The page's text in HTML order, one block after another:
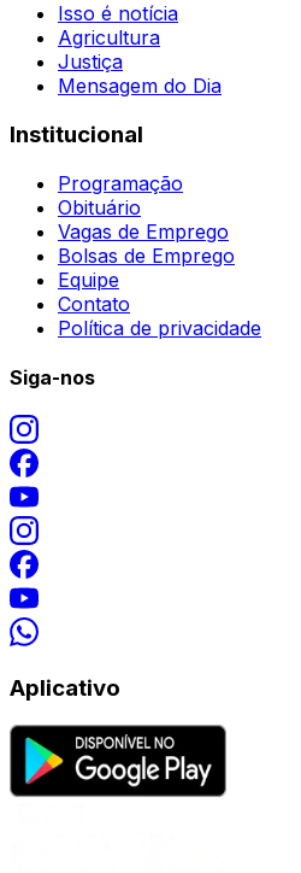
Isso é notícia
Agricultura
Justiça
Mensagem do Dia
Institucional
Programação
Obituário
Vagas de Emprego
Bolsas de Emprego
Equipe
Contato
Política de privacidade
Siga-nos
Aplicativo